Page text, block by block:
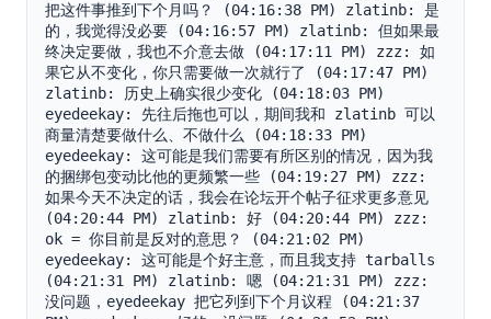
把这件事推到下个月吗？ (04:16:38 PM) zlatinb: 是
的，我觉得没必要 (04:16:57 PM) zlatinb: 但如果最
终决定要做，我也不介意去做 (04:17:11 PM) zzz: 如
果它从不变化，你只需要做一次就行了 (04:17:47 PM)
zlatinb: 历史上确实很少变化 (04:18:03 PM)
eyedeekay: 先往后拖也可以，期间我和 zlatinb 可以
商量清楚要做什么、不做什么 (04:18:33 PM)
eyedeekay: 这可能是我们需要有所区别的情况，因为我
的捆绑包变动比他的更频繁一些 (04:19:27 PM) zzz:
如果今天不决定的话，我会在论坛开个帖子征求更多意见
(04:20:44 PM) zlatinb: 好 (04:20:44 PM) zzz:
ok = 你目前是反对的意思？ (04:21:02 PM)
eyedeekay: 这可能是个好主意，而且我支持 tarballs
(04:21:31 PM) zlatinb: 嗯 (04:21:31 PM) zzz:
没问题，eyedeekay 把它列到下个月议程 (04:21:37